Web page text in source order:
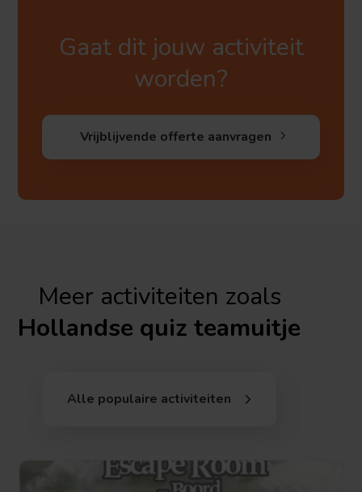
Gaat dit jouw activiteit
worden?
Vrijblijvende offerte aanvragen
Meer activiteiten zoals
Hollandse quiz teamuitje
Alle populaire activiteiten